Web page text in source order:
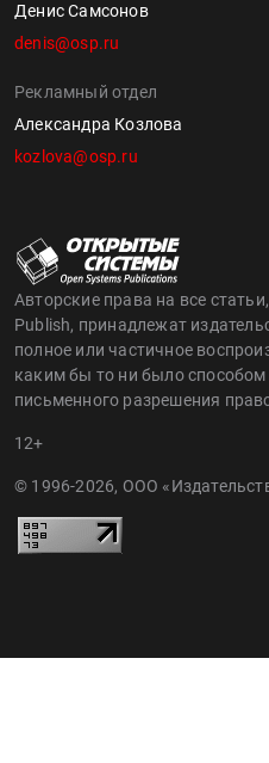
Денис Самсонов
denis@osp.ru
Рекламный отдел
Александра Козлова
kozlova@osp.ru
Авторские права на все
Publish, принадлежат
полное или частичное
каким бы то ни было способом
письменного разрешения
12+
© 1996-2026, ООО